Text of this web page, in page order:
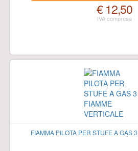
€ 12,50
FIAMMA PILOTA PER STUFE A GAS